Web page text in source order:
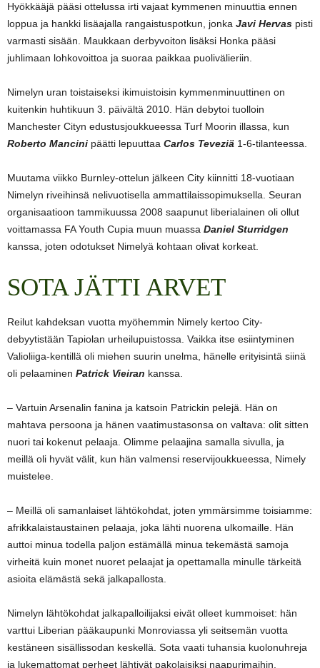
Hyökkääjä pääsi ottelussa irti vajaat kymmenen minuuttia ennen
loppua ja hankki lisäajalla rangaistuspotkun, jonka Javi Hervas pisti
varmasti sisään. Maukkaan derbyvoiton lisäksi Honka pääsi
juhlimaan lohkovoittoa ja suoraa paikkaa puolivälieriin.
Nimelyn uran toistaiseksi ikimuistoisin kymmenminuuttinen on
kuitenkin huhtikuun 3. päivältä 2010. Hän debytoi tuolloin
Manchester Cityn edustusjoukkueessa Turf Moorin illassa, kun
Roberto Mancini päätti lepuuttaa Carlos Teveziä 1-6-tilanteessa.
Muutama viikko Burnley-ottelun jälkeen City kiinnitti 18-vuotiaan
Nimelyn riveihinsä nelivuotisella ammattilaissopimuksella. Seuran
organisaatioon tammikuussa 2008 saapunut liberialainen oli ollut
voittamassa FA Youth Cupia muun muassa Daniel Sturridgen
kanssa, joten odotukset Nimelyä kohtaan olivat korkeat.
SOTA JÄTTI ARVET
Reilut kahdeksan vuotta myöhemmin Nimely kertoo City-
debyytistään Tapiolan urheilupuistossa. Vaikka itse esiintyminen
Valioliiga-kentillä oli miehen suurin unelma, hänelle erityisintä siinä
oli pelaaminen Patrick Vieiran kanssa.
– Vartuin Arsenalin fanina ja katsoin Patrickin pelejä. Hän on
mahtava persoona ja hänen vaatimustasonsa on valtava: olit sitten
nuori tai kokenut pelaaja. Olimme pelaajina samalla sivulla, ja
meillä oli hyvät välit, kun hän valmensi reservijoukkueessa, Nimely
muistelee.
– Meillä oli samanlaiset lähtökohdat, joten ymmärsimme toisiamme:
afrikkalaistaustainen pelaaja, joka lähti nuorena ulkomaille. Hän
auttoi minua todella paljon estämällä minua tekemästä samoja
virheitä kuin monet nuoret pelaajat ja opettamalla minulle tärkeitä
asioita elämästä sekä jalkapallosta.
Nimelyn lähtökohdat jalkapalloilijaksi eivät olleet kummoiset: hän
varttui Liberian pääkaupunki Monroviassa yli seitsemän vuotta
kestäneen sisällissodan keskellä. Sota vaati tuhansia kuolonuhreja
ja lukemattomat perheet lähtivät pakolaisiksi naapurimaihin.